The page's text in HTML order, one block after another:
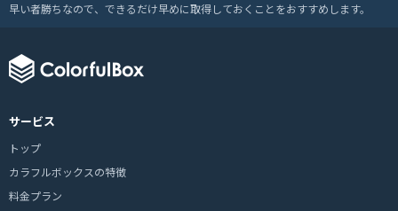
早い者勝ちなので、できるだけ早めに取得しておくことをおすすめします。
サービス
トップ
カラフルボックスの特徴
料金プラン